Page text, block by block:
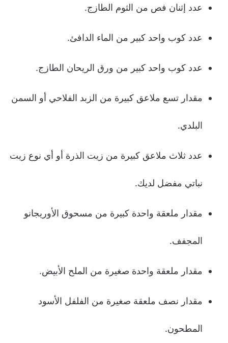
عدد إثنان فص من الثوم الطازج.
عدد كوب واحد كبير من الماء الدافئ.
عدد كوب واحد كبير من ورق الريحان الطازج.
مقدار تسع ملاعق كبيرة من الزبد الفلاحي أو السمن
البلدي.
عدد ثلاث ملاعق كبيرة من زيت الذرة أو أي نوع زيت
نباتي مفضل لديك.
مقدار ملعقة واحدة كبيرة من مسحوق الأوريجانو
المجفف.
مقدار ملعقة واحدة صغيرة من الملح الأبيض.
مقدار نصف ملعقة صغيرة من الفلفل الأسود
المطحون.